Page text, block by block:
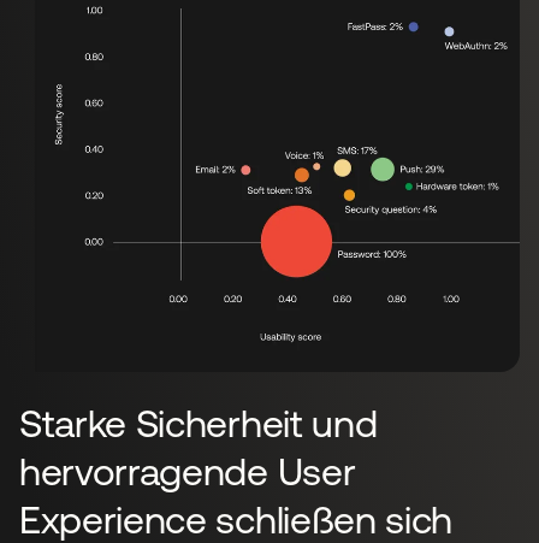
Starke Sicherheit und
hervorragende User
Experience schließen sich